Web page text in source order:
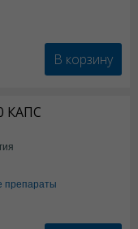
В корзину
КАПС
препараты